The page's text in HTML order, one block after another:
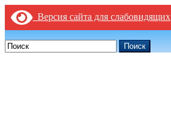
Версия сайта для слабовидящих
Поиск